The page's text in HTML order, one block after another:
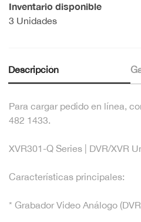
Inventario disponible
3 Unidades
Descripción
Para cargar pedido en línea,
482 1433.
XVR301-Q Series | DVR/XVR
Características principales:
* Grabador Video Análogo